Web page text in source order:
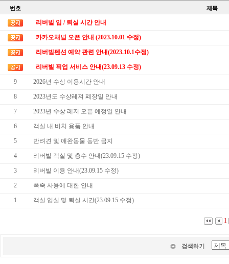
번호 제목
리버빌 입 / 퇴실 시간 안내
카카오채널 오픈 안내 (2023.10.01 수정)
리버빌펜션 예약 관련 안내(2023.10.1수정)
리버빌 픽업 서비스 안내(23.09.13 수정)
9 2026년 수상 이용시간 안내
8 2023년도 수상레져 폐장일 안내
7 2023년 수상 레저 오픈 예정일 안내
6 객실 내 비치 용품 안내
5 반려견 및 애완동물 동반 금지
4 리버빌 객실 및 층수 안내(23.09.15 수정)
3 리버빌 이용 안내(23.09.15 수정)
2 폭죽 사용에 대한 안내
1 객실 입실 및 퇴실 시간(23.09.15 수정)
1